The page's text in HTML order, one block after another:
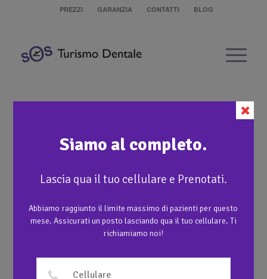
PREZZI GARANZIA CONTATTI BLOG
Ceramica
2
3
Siamo al completo.
Lascia qua il tuo cellulare e Prenotati.
Abbiamo raggiunto il limite massimo di pazienti per questo
mese. Assicurati un posto lasciando qua il tuo cellulare. Ti
richiamiamo noi!